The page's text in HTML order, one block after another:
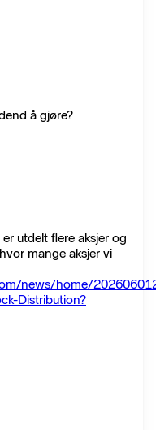
å gjøre?
utdelt flere aksjer og
mange aksjer vi
news/home/
Distribution?